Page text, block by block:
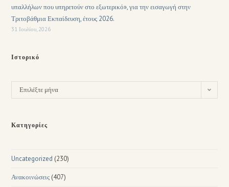
υπαλλήλων που υπηρετούν στο εξωτερικό», για την εισαγωγή στην
Τριτοβάθμια Εκπαίδευση, έτους 2026.
31 Ιουλίου, 2026
Ιστορικό
Επιλέξτε μήνα
Κατηγορίες
Uncategorized (230)
Ανακοινώσεις (407)